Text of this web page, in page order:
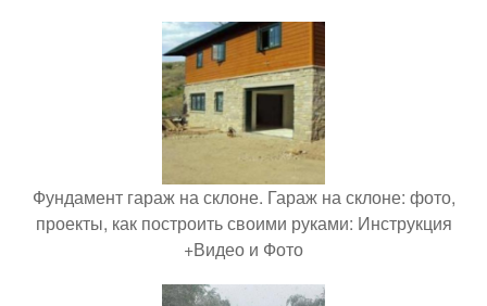
Фундамент гараж на склоне. Гараж на склоне: фото,
проекты, как построить своими руками: Инструкция
+Видео и Фото